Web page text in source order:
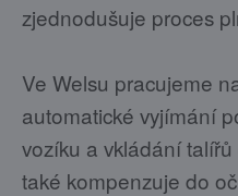
zjednodušuje proces
Ve Welsu pracujeme
automatické vyjímání
vozíku a vkládání
také kompenzuje do